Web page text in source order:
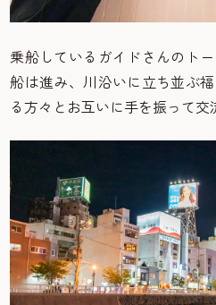
乗船しているガイドさんのト
船は進み、川沿いに立ち並ぶ
る方々とお互いに手を振って交